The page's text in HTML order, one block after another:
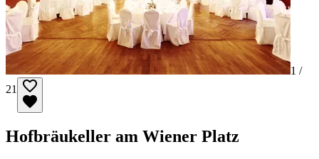
1 /
21
Hofbräukeller am Wiener Platz